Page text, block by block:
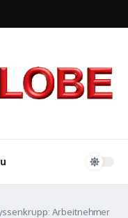
Arbeitnehmer